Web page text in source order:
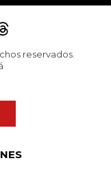
reservados.